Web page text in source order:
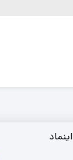
اینماد